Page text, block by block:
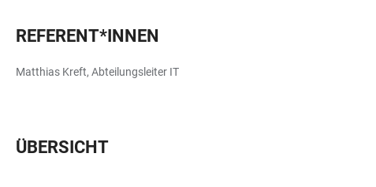
REFERENT*INNEN
Matthias Kreft, Abteilungsleiter IT
ÜBERSICHT